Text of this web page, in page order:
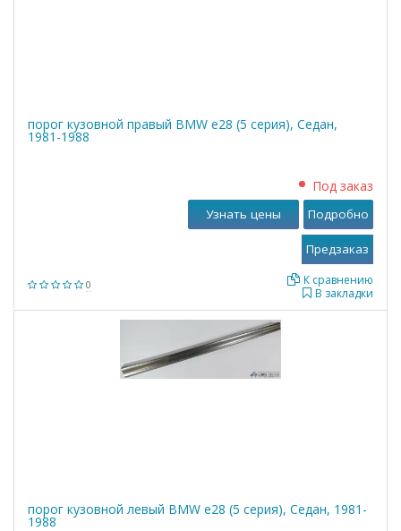
порог кузовной правый BMW е28 (5 серия), Седан,
1981-1988
0
Под заказ
В закладки
К сравнению
Узнать цены Подробно
порог кузовной левый BMW е28 (5 серия), Седан, 1981-
1988